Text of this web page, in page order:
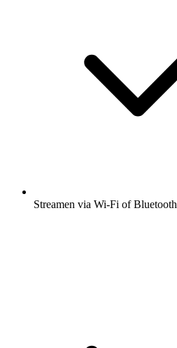
Streamen via Wi-Fi of Bluetooth